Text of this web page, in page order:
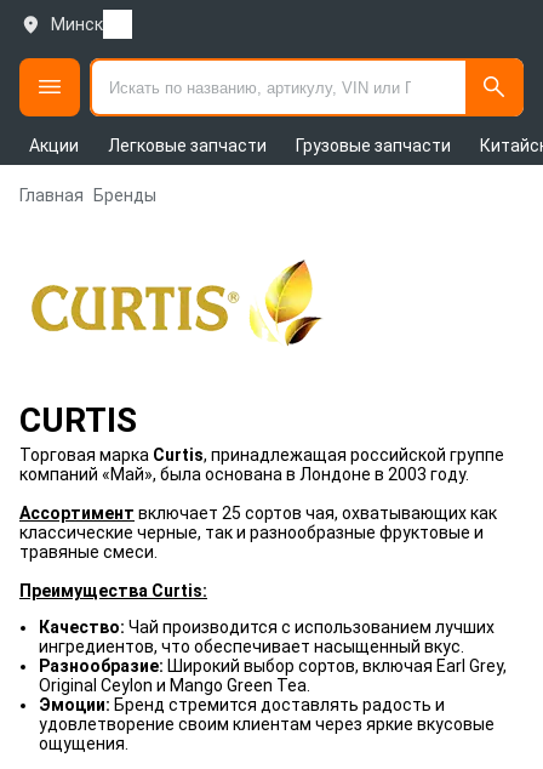
Минск
Акции Легковые запчасти Грузовые запчасти
Главная Бренды
CURTIS
Торговая марка Curtis, принадлежащая российской группе
компаний «Май», была основана в Лондоне в 2003 году.
Ассортимент включает 25 сортов чая, охватывающих как
классические черные, так и разнообразные фруктовые и
травяные смеси.
Преимущества Curtis:
Качество: Чай производится с использованием лучших
ингредиентов, что обеспечивает насыщенный вкус.
Разнообразие: Широкий выбор сортов, включая Earl Grey,
Original Ceylon и Mango Green Tea.
Эмоции: Бренд стремится доставлять радость и
удовлетворение своим клиентам через яркие вкусовые
ощущения.